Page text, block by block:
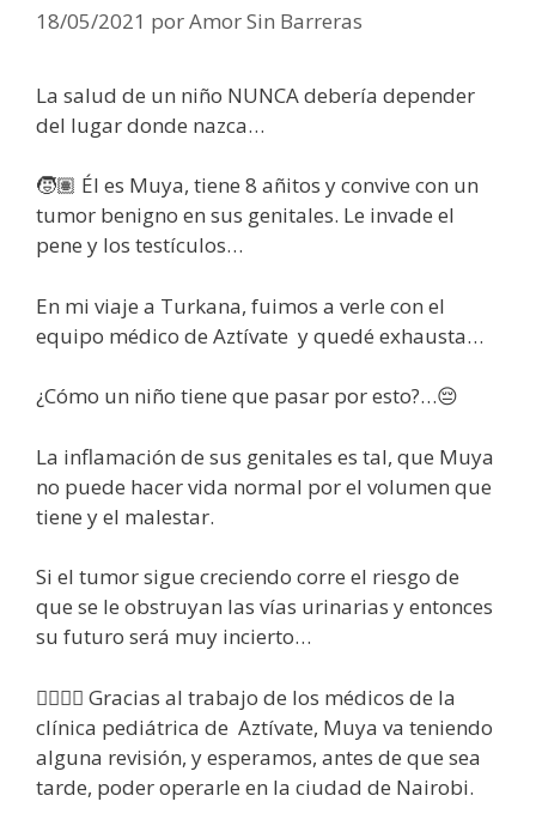
18/05/2021 porAmor Sin Barreras
La salud de un niño NUNCA debería depender
del lugar donde nazca…
🧒🏽 Él es Muya, tiene 8 añitos y convive con un
tumor benigno en sus genitales. Le invade el
pene y los testículos…
En mi viaje a Turkana, fuimos a verle con el
equipo médico de Aztívate y quedé exhausta…
¿Cómo un niño tiene que pasar por esto?…😔
La inflamación de sus genitales es tal, que Muya
no puede hacer vida normal por el volumen que
tiene y el malestar.
Si el tumor sigue creciendo corre el riesgo de
que se le obstruyan las vías urinarias y entonces
su futuro será muy incierto…
👩‍⚕️👨‍⚕️ Gracias al trabajo de los médicos de la
clínica pediátrica de Aztívate, Muya va teniendo
alguna revisión, y esperamos, antes de que sea
tarde, poder operarle en la ciudad de Nairobi.